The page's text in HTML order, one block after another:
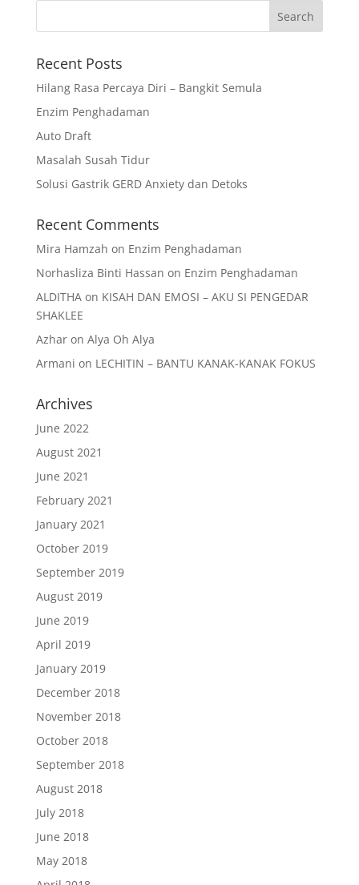
Recent Posts
Hilang Rasa Percaya Diri – Bangkit Semula
Enzim Penghadaman
Auto Draft
Masalah Susah Tidur
Solusi Gastrik GERD Anxiety dan Detoks
Recent Comments
Mira Hamzah on Enzim Penghadaman
Norhasliza Binti Hassan on Enzim Penghadaman
ALDITHAon KISAH DAN EMOSI – AKU SI PENGEDAR
SHAKLEE
Azharon Alya Oh Alya
Armani on LECHITIN – BANTU KANAK-KANAK FOKUS
Archives
June 2022
August 2021
June 2021
February 2021
January 2021
October 2019
September 2019
August 2019
June 2019
April 2019
January 2019
December 2018
November 2018
October 2018
September 2018
August 2018
July 2018
June 2018
May 2018